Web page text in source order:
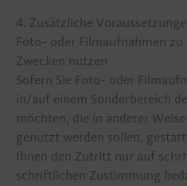
4. Zusätzliche
Foto- oder Filmaufnahmen zu
Zwecken nutzen
Sofern Sie Foto- oder
in/auf einem Sonderbereich
möchten, die in anderer
genutzt werden sollen,
Ihnen den Zutritt nur auf
schriftlichen Zustimmung